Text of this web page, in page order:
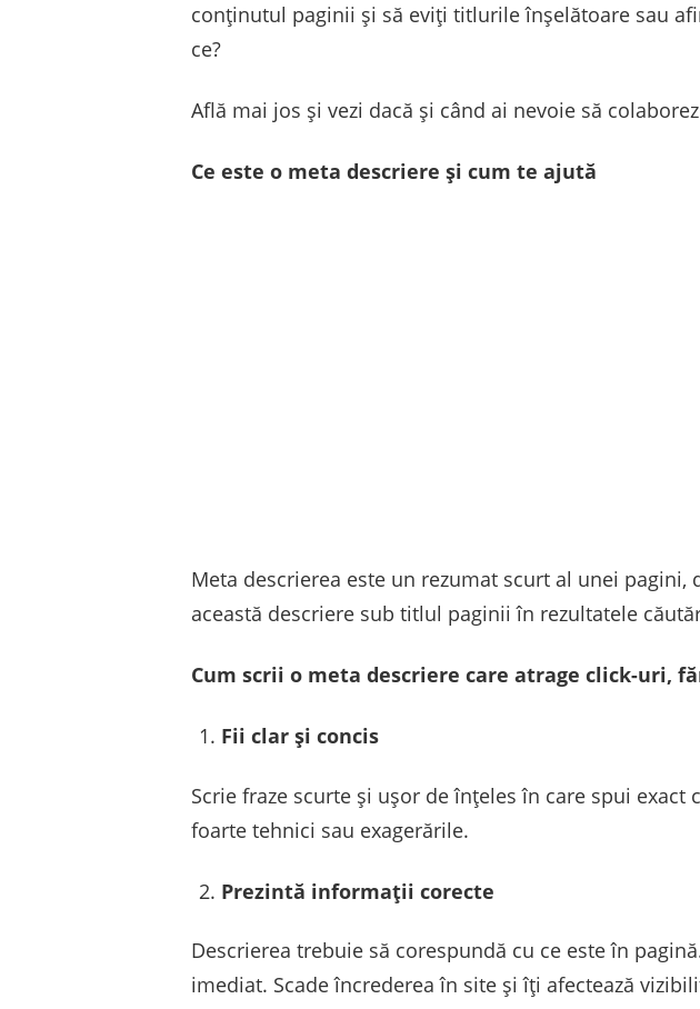
conținutul paginii și să eviți titlurile înșelătoare sau
ce?
Află mai jos și vezi dacă și când ai nevoie să
Ce este o meta descriere și cum te ajută
Meta descrierea este un rezumat scurt al unei
această descriere sub titlul paginii în rezultatele
Cum scrii o meta descriere care atrage click-uri,
Fii clar și concis
Scrie fraze scurte și ușor de înțeles în care spui
foarte tehnici sau exagerările.
Prezintă informații corecte
Descrierea trebuie să corespundă cu ce este în
imediat. Scade încrederea în site și îți afectează